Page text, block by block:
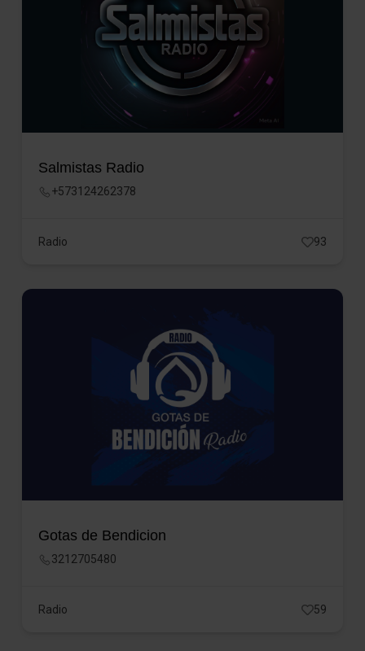
Salmistas Radio
+573124262378
Radio 93
Gotas de Bendicion
3212705480
Radio 59